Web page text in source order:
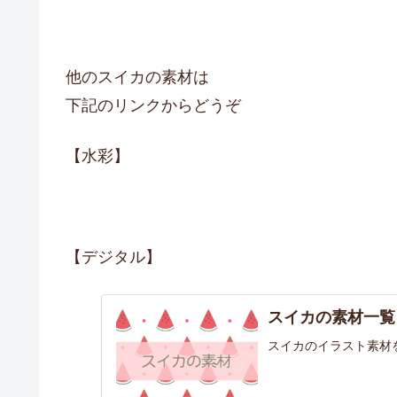
他のスイカの素材は
下記のリンクからどうぞ
【水彩】
【デジタル】
スイカの素材一覧
スイカのイラスト素材